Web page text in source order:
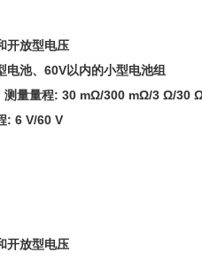
开放型电压
电池、60V以内的小型电池组
测量量程: 30 mΩ/300 mΩ/3 Ω/30
: 6 V/60 V
开放型电压